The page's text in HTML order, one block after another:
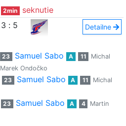
2min
seknutie
3 : 5 Detailne
23 Samuel Sabo A 11
Michal
Marek Ondočko
23 Samuel Sabo A 11
Michal
23 Samuel Sabo A 4
Martin